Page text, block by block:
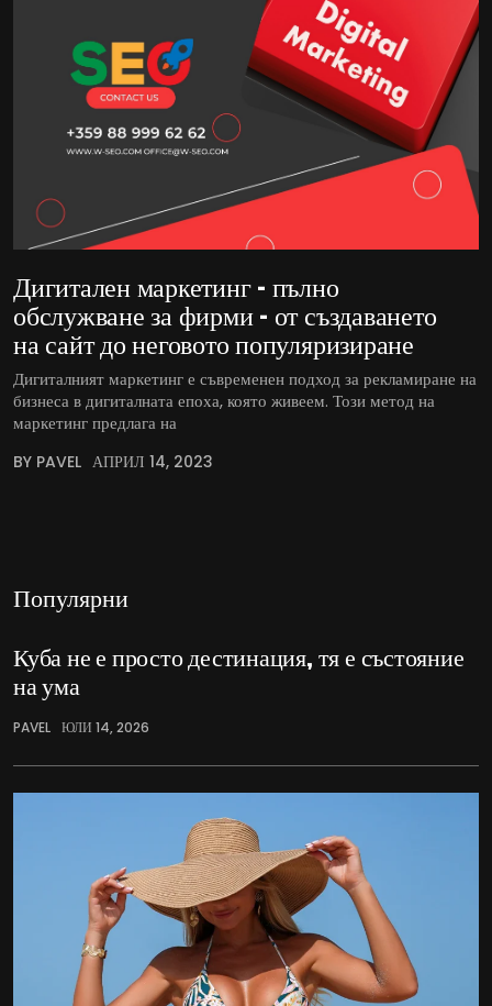
Дигитален маркетинг – пълно
обслужване за фирми – от създаването
на сайт до неговото популяризиране
Дигиталният маркетинг е съвременен подход за рекламиране на
бизнеса в дигиталната епоха, която живеем. Този метод на
маркетинг предлага на
BY PAVEL АПРИЛ 14, 2023
Популярни
Куба не е просто дестинация, тя е състояние
на ума
PAVEL ЮЛИ 14, 2026